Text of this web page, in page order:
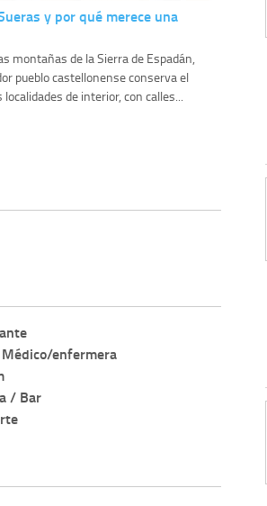
y por qué merece una
montañas de la Sierra de Espadán,
pueblo castellonense conserva el
localidades de interior, con calles...
enfermera
/ Bar